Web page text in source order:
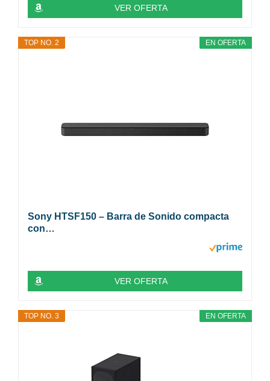
VER OFERTA
EN OFERTA
TOP NO. 2
Sony HTSF150 – Barra de Sonido compacta
con…
VER OFERTA
EN OFERTA
TOP NO. 3